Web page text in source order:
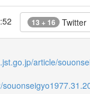
13 + 16 Twitter
article/